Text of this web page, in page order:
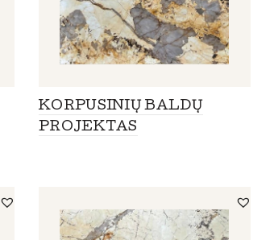
KORPUSINIŲ BALDŲ
PROJEKTAS